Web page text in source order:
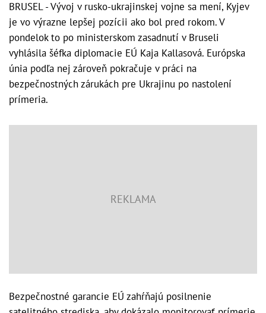
BRUSEL - Vývoj v rusko-ukrajinskej vojne sa mení, Kyjev
je vo výrazne lepšej pozícii ako bol pred rokom. V
pondelok to po ministerskom zasadnutí v Bruseli
vyhlásila šéfka diplomacie EÚ Kaja Kallasová. Európska
únia podľa nej zároveň pokračuje v práci na
bezpečnostných zárukách pre Ukrajinu po nastolení
prímeria.
Bezpečnostné garancie EÚ zahŕňajú posilnenie